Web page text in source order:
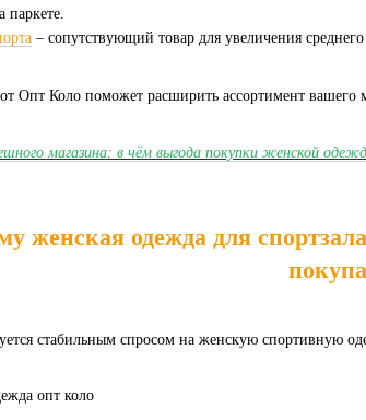
паркете.
– сопутствующий товар для увеличения
Опт Коло поможет расширить ассортимент вашего
магазина: в чём выгода покупки женской
женская одежда для
стабильным спросом на женскую спортивную